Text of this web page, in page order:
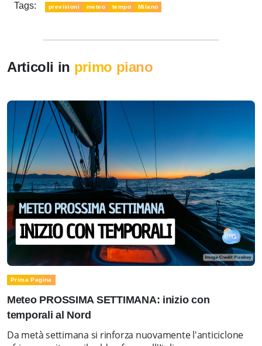
Tags: previsioni meteo tempo Milano
Articoli in primo piano
Prima Pagina
Meteo PROSSIMA SETTIMANA: inizio con
temporali al Nord
Da metà settimana si rinforza nuovamente l'anticiclone